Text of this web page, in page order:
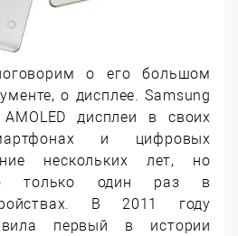
о его большом
о дисплее. Samsung
AMOLED дисплеи в своих
и цифровых
нескольких лет, но
только один раз в
В 2011 году
первый в истории